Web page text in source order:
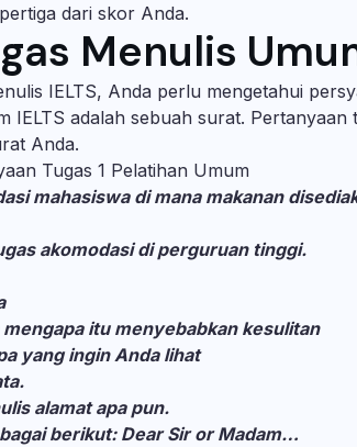
dari skor Anda.
Menulis
IELTS, Anda perlu mengetahui
IELTS adalah sebuah surat.
Anda.
Tugas 1 Pelatihan Umum
mahasiswa di mana makanan
akomodasi di perguruan tinggi.
mengapa itu menyebabkan kesulitan
yang ingin Anda lihat
alamat apa pun.
berikut: Dear Sir or Madam…